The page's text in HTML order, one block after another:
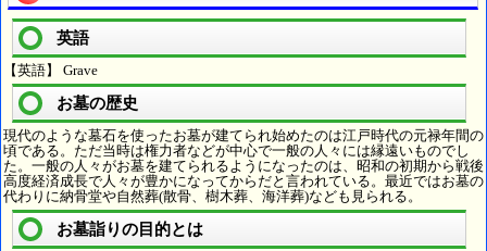
英語
【英語】 Grave
お墓の歴史
現代のような墓石を使ったお墓が建てられ始めたのは江戸時代の元禄年間の
頃である。ただ当時は権力者などが中心で一般の人々には縁遠いものでし
た。一般の人々がお墓を建てられるようになったのは、昭和の初期から戦後
高度経済成長で人々が豊かになってからだと言われている。最近ではお墓の
代わりに納骨堂や自然葬(散骨、樹木葬、海洋葬)なども見られる。
お墓詣りの目的とは